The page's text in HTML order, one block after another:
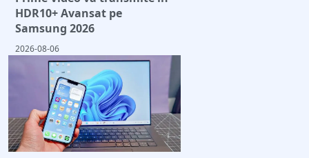
HDR10+ Avansat pe
Samsung 2026
2026-08-06